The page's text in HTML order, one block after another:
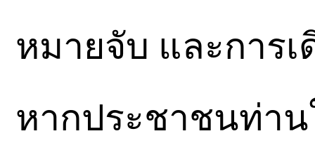
หมายจับ และการเ
หากประชาชนท่าน